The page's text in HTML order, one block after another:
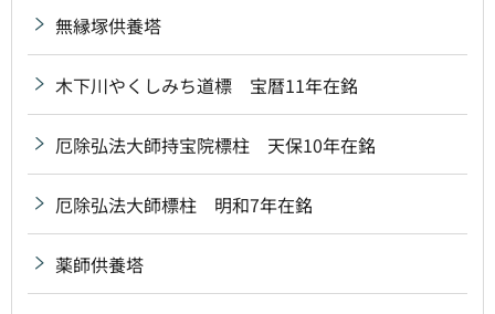
無縁塚供養塔
木下川やくしみち道標 宝暦11年在銘
厄除弘法大師持宝院標柱 天保10年在銘
厄除弘法大師標柱 明和7年在銘
薬師供養塔